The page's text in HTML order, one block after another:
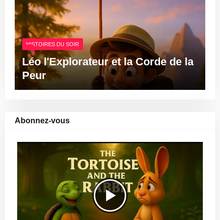
HISTOIRES DU SOIR
Léo l'Explorateur et la Corde de la
Peur
Abonnez-vous